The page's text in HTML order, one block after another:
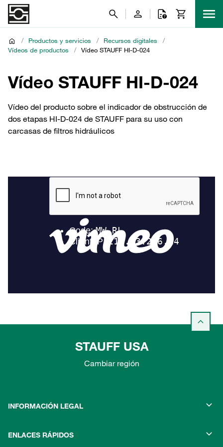
/ Productos y servicios / Recursos digitales
/
Vídeos de productos
/ Vídeo STAUFF HI-D-024
Vídeo STAUFF HI-D-024
Vídeo del producto sobre el indicador de obstrucción de
dos etapas HI-D-024 de STAUFF para su uso con
carcasas de filtros hidráulicos
STAUFF USA
Cambiar región
INFORMACIÓN LEGAL
ENLACES RÁPIDOS